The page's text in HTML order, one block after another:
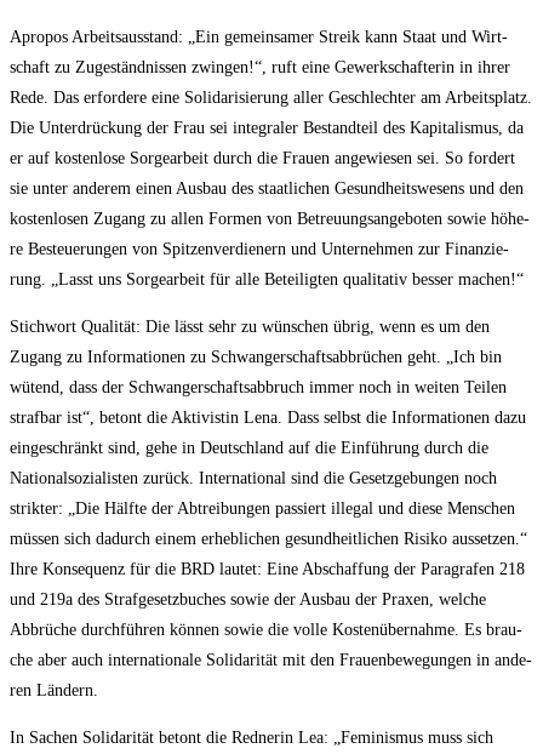
Apro­pos Arbeits­aus­stand: „Ein gemein­sa­mer Streik kann Staat und Wirt­
schaft zu Zuge­ständ­nis­sen zwin­gen!“, ruft eine Gewerk­schaf­te­rin in ihrer
Rede. Das erfor­de­re eine Soli­da­ri­sie­rung aller Geschlech­ter am Arbeits­platz.
Die Unter­drü­ckung der Frau sei inte­gra­ler Bestand­teil des Kapi­ta­lis­mus, da
er auf kos­ten­lo­se Sor­ge­ar­beit durch die Frau­en ange­wie­sen sei. So for­dert
sie unter ande­rem einen Aus­bau des staat­li­chen Gesund­heits­we­sens und den
kos­ten­lo­sen Zugang zu allen For­men von Betreu­ungs­an­ge­bo­ten sowie höhe­
re Besteue­run­gen von Spit­zen­ver­die­nern und Unter­neh­men zur Finan­zie­
rung. „Lasst uns Sor­ge­ar­beit für alle Betei­lig­ten qua­li­ta­tiv bes­ser machen!“
Stich­wort Qua­li­tät: Die lässt sehr zu wün­schen übrig, wenn es um den
Zugang zu Infor­ma­tio­nen zu Schwan­ger­schafts­ab­brü­chen geht. „Ich bin
wütend, dass der Schwan­ger­schafts­ab­bruch immer noch in wei­ten Tei­len
straf­bar ist“, betont die Akti­vis­tin Lena. Dass selbst die Infor­ma­tio­nen dazu
ein­ge­schränkt sind, gehe in Deutsch­land auf die Ein­füh­rung durch die
Natio­nal­so­zia­lis­ten zurück. Inter­na­tio­nal sind die Gesetz­ge­bun­gen noch
strik­ter: „Die Hälf­te der Abtrei­bun­gen pas­siert ille­gal und die­se Men­schen
müs­sen sich dadurch einem erheb­li­chen gesund­heit­li­chen Risi­ko aus­set­zen.“
Ihre Kon­se­quenz für die BRD lau­tet: Eine Abschaf­fung der Para­gra­fen 218
und 219a des Straf­ge­setz­bu­ches sowie der Aus­bau der Pra­xen, wel­che
Abbrü­che durch­füh­ren kön­nen sowie die vol­le Kos­ten­über­nah­me. Es brau­
che aber auch inter­na­tio­na­le Soli­da­ri­tät mit den Frau­en­be­we­gun­gen in ande­
ren Ländern.
In Sachen Soli­da­ri­tät betont die Red­ne­rin Lea: „Femi­nis­mus muss sich